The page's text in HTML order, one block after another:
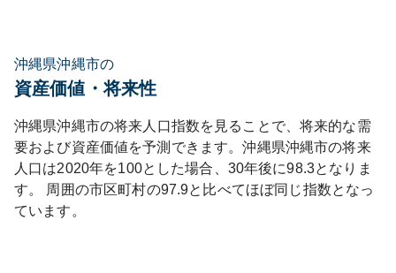
沖縄県沖縄市の
資産価値・将来性
沖縄県沖縄市の将来人口指数を見ることで、将来的な需
要および資産価値を予測できます。沖縄県沖縄市の将来
人口は2020年を100とした場合、30年後に98.3となりま
す。
周囲の市区町村の97.9と比べてほぼ同じ指数となっ
ています。